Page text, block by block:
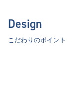
Design
こだわりのポイント